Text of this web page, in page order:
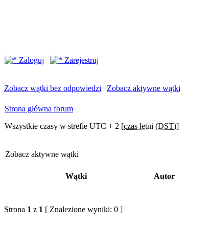
Zaloguj
Zarejestruj
Zobacz wątki bez odpowiedzi | Zobacz aktywne wątki
Strona główna forum
Wszystkie czasy w strefie UTC + 2 [czas letni (DST)]
Zobacz aktywne wątki
Wątki Autor
Strona 1 z 1 [ Znalezione wyniki: 0 ]